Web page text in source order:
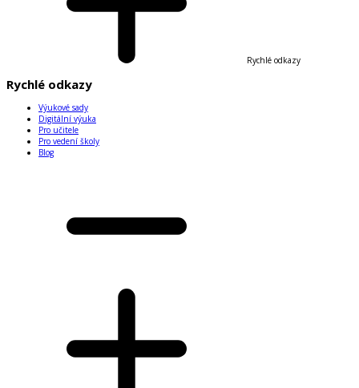
Rychlé odkazy
Rychlé odkazy
Výukové sady
Digitální výuka
Pro učitele
Pro vedení školy
Blog